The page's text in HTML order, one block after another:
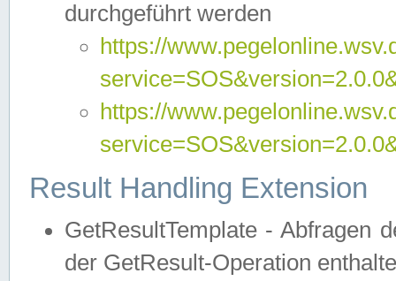
durchgeführt werden
https://
https://
Result Handling Extension
GetResultTemplate - Abfragen
der GetResult-Operation